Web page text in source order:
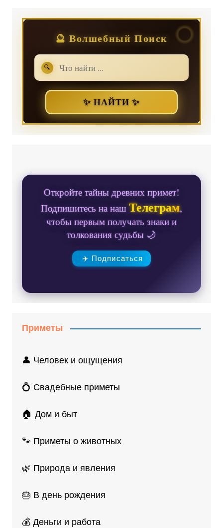
🔮 Волшебный Поиск
🔍
✨ НАЙТИ ✨
Откройте тайны древних примет!
Подпишитесь на нашТелеграм,
чтобы первым получать знаки и
толкования судьбы 🌙
✈️ Подписаться
Приметы
👤 Человек и ощущения
💍 Свадебные приметы
🏠 Дом и быт
🐾 Приметы о животных
🌿 Природа и явления
🎂 В день рождения
💰 Деньги и работа